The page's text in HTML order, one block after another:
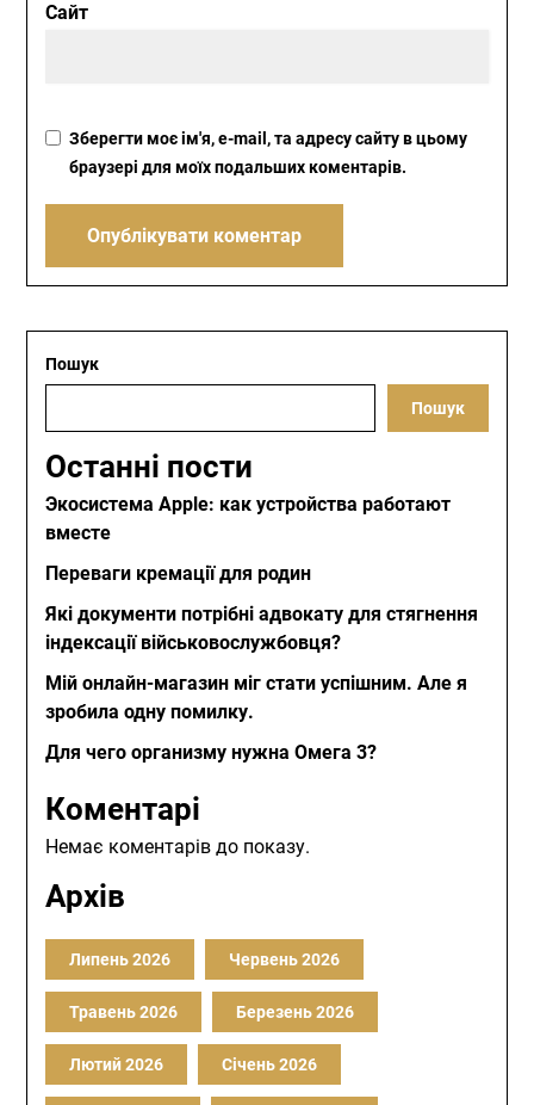
Сайт
Зберегти моє ім'я, e-mail, та адресу сайту в цьому
браузері для моїх подальших коментарів.
Пошук
Пошук
Останні пости
Экосистема Apple: как устройства работают
вместе
Переваги кремації для родин
Які документи потрібні адвокату для стягнення
індексації військовослужбовця?
Мій онлайн-магазин міг стати успішним. Але я
зробила одну помилку.
Для чего организму нужна Омега 3?
Коментарі
Немає коментарів до показу.
Архів
Липень 2026 Червень 2026
Травень 2026 Березень 2026
Лютий 2026 Січень 2026